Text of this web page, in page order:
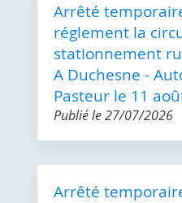
Arrêté
réglement la
stationnement
A Duchesne -
Pasteur le 11
Publié le27/07/2026
Arrêté